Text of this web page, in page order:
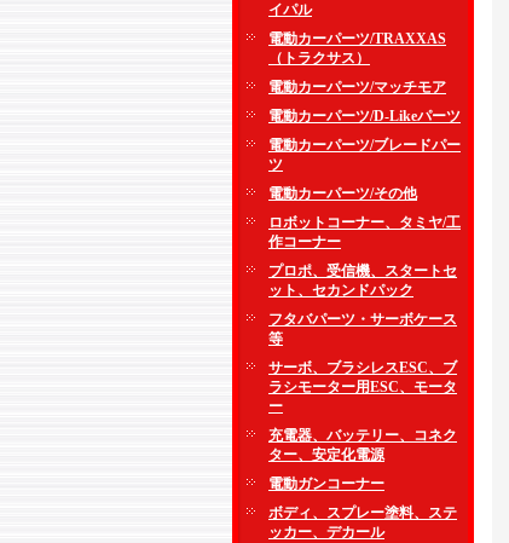
イパル
電動カーパーツ/TRAXXAS
（トラクサス）
電動カーパーツ/マッチモア
電動カーパーツ/D-Likeパーツ
電動カーパーツ/ブレードパー
ツ
電動カーパーツ/その他
ロボットコーナー、タミヤ/工
作コーナー
プロポ、受信機、スタートセ
ット、セカンドパック
フタバパーツ・サーボケース
等
サーボ、ブラシレスESC、ブ
ラシモーター用ESC、モータ
ー
充電器、バッテリー、コネク
ター、安定化電源
電動ガンコーナー
ボディ、スプレー塗料、ステ
ッカー、デカール